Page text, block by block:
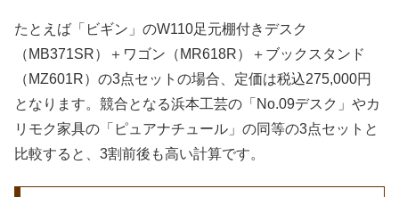
たとえば「ビギン」のW110足元棚付きデスク
（MB371SR）＋ワゴン（MR618R）＋ブックスタンド
（MZ601R）の3点セットの場合、定価は税込275,000円
となります。競合となる浜本工芸の「No.09デスク」やカ
リモク家具の「ピュアナチュール」の同等の3点セットと
比較すると、3割前後も高い計算です。